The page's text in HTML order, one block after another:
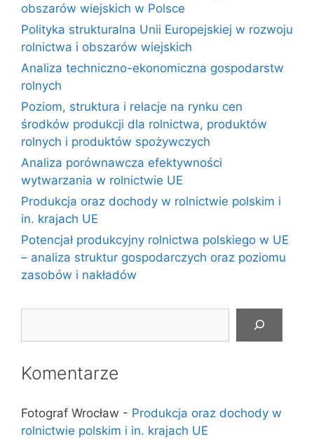
obszarów wiejskich w Polsce
Polityka strukturalna Unii Europejskiej w rozwoju
rolnictwa i obszarów wiejskich
Analiza techniczno-ekonomiczna gospodarstw
rolnych
Poziom, struktura i relacje na rynku cen
środków produkcji dla rolnictwa, produktów
rolnych i produktów spożywczych
Analiza porównawcza efektywności
wytwarzania w rolnictwie UE
Produkcja oraz dochody w rolnictwie polskim i
in. krajach UE
Potencjał produkcyjny rolnictwa polskiego w UE
– analiza struktur gospodarczych oraz poziomu
zasobów i nakładów
Komentarze
Fotograf Wrocław - Produkcja oraz dochody w
rolnictwie polskim i in. krajach UE